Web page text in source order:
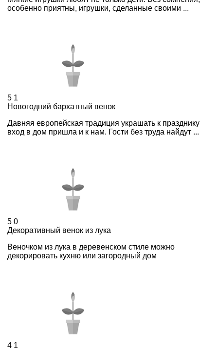
особенно приятны, игрушки, сделанные своими ...
5 1
Новогодний бархатный венок
Давняя европейская традиция украшать к празднику
вход в дом пришла и к нам. Гости без труда найдут ...
5 0
Декоративный венок из лука
Веночком из лука в деревенском стиле можно
декорировать кухню или загородный дом
4 1